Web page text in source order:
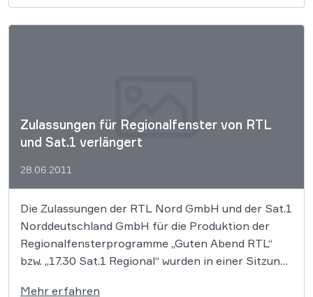
Zulassungen für Regionalfenster von RTL
und Sat.1 verlängert
28.06.2011
Die Zulassungen der RTL Nord GmbH und der Sat.1
Norddeutschland GmbH für die Produktion der
Regionalfensterprogramme „Guten Abend RTL“
bzw. „17.30 Sat.1 Regional“ wurden in einer Sitzung
Mehr erfahren